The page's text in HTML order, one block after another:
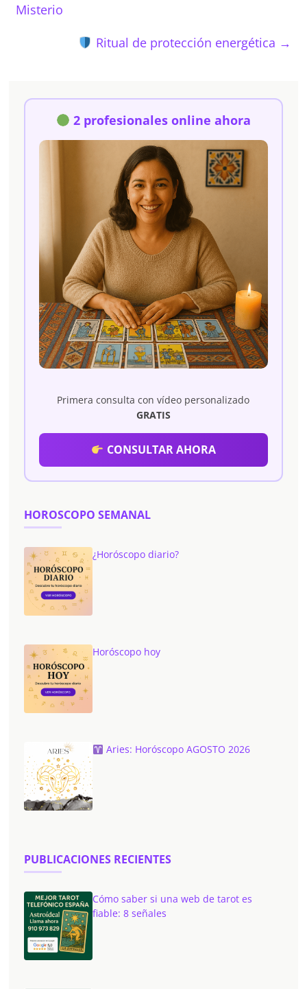
Misterio
Ritual de protección energética →
2 profesionales online ahora
Primera consulta con vídeo personalizado
GRATIS
CONSULTAR AHORA
HOROSCOPO SEMANAL
¿Horóscopo diario?
Horóscopo hoy
Aries: Horóscopo AGOSTO 2026
PUBLICACIONES RECIENTES
Cómo saber si una web de tarot es
fiable: 8 señales